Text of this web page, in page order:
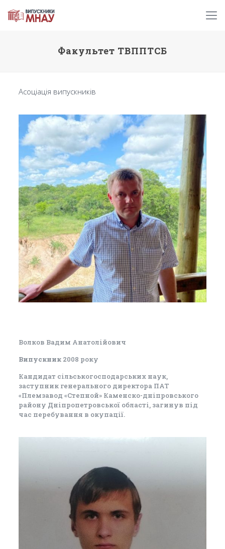
Факультет ТВППТСБ
Асоціація випускників
Волков Вадим Анатолійович
Випускник 2008 року
Кандидат сільськогосподарських наук,
заступник генерального директора ПАТ
«Племзавод «Степной» Каменско-дніпровського
району Дніпропетровської області, загинув під
час перебування в окупації.